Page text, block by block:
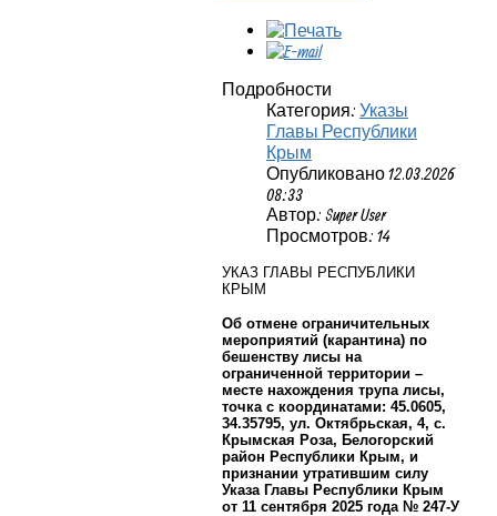
Подробности
Категория: Указы
Главы Республики
Крым
Опубликовано 12.03.2026
08:33
Автор: Super User
Просмотров: 14
УКАЗ ГЛАВЫ РЕСПУБЛИКИ
КРЫМ
Об отмене ограничительных
мероприятий (карантина) по
бешенству лисы на
ограниченной территории –
месте нахождения трупа лисы,
точка с координатами: 45.0605,
34.35795, ул. Октябрьская, 4, с.
Крымская Роза, Белогорский
район Республики Крым, и
признании утратившим силу
Указа Главы Республики Крым
от 11 сентября 2025 года № 247-У